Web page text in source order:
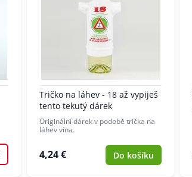
Tričko na láhev - 18 až vypiješ
tento tekutý dárek
Originální dárek v podobě trička na
láhev vína.
4,24 € Do košíku